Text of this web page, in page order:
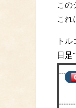
この
これ
ト
日足